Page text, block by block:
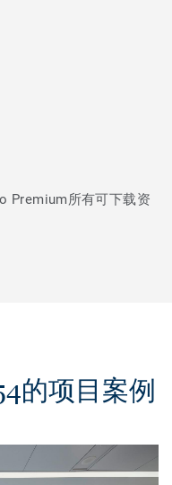
Premium所有可下载资
的项目案例